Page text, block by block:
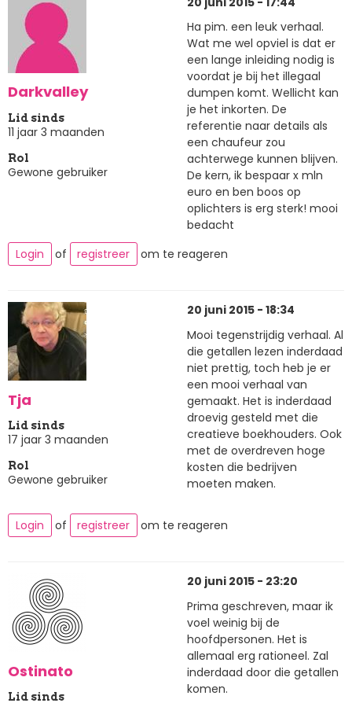
Darkvalley
Lid sinds
11 jaar 3 maanden
Rol
Gewone gebruiker
Ha pim. een leuk verhaal.
Wat me wel opviel is dat er
een lange inleiding nodig is
voordat je bij het illegaal
dumpen komt. Wellicht kan
je het inkorten. De
referentie naar details als
een chaufeur zou
achterwege kunnen blijven.
De kern, ik bespaar x mln
euro en ben boos op
oplichters is erg sterk! mooi
bedacht
Login
of registreer om te reageren
Tja
Lid sinds
17 jaar 3 maanden
Rol
Gewone gebruiker
20 juni 2015 - 18:34
Mooi tegenstrijdig verhaal. Al
die getallen lezen inderdaad
niet prettig, toch heb je er
een mooi verhaal van
gemaakt. Het is inderdaad
droevig gesteld met die
creatieve boekhouders. Ook
met de overdreven hoge
kosten die bedrijven
moeten maken.
Login of registreer om te reageren
Ostinato
Lid sinds
20 juni 2015 - 23:20
Prima geschreven, maar ik
voel weinig bij de
hoofdpersonen. Het is
allemaal erg rationeel. Zal
inderdaad door die getallen
komen.